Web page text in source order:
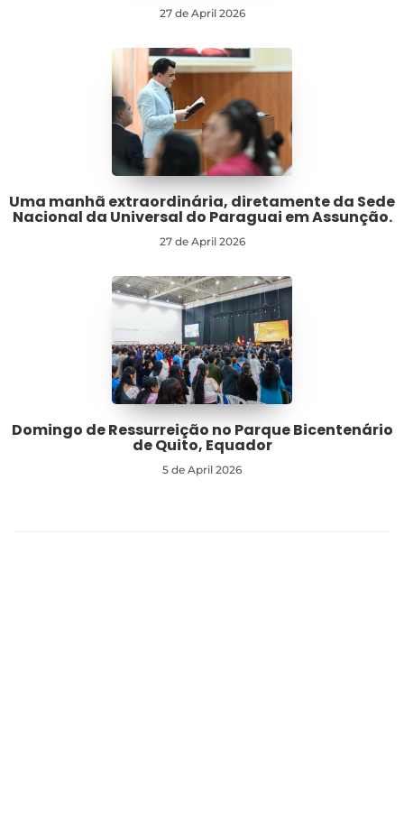
27 de April 2026
Uma manhã extraordinária, diretamente da Sede
Nacional da Universal do Paraguai em Assunção.
27 de April 2026
Domingo de Ressurreição no Parque Bicentenário
de Quito, Equador
5 de April 2026